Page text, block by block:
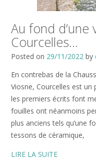
Au fond d’une
Courcelles…
Posted on 29/11/2022 by
En contrebas de la
Viosne, Courcelles est
les premiers écrits font
fouilles ont néanmoins
plus anciens tels qu’une
tessons de céramique,
LIRE LA SUITE